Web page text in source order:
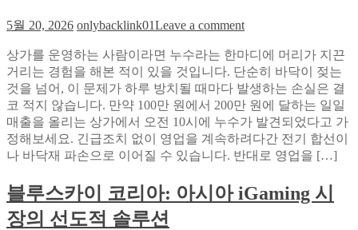
보
가
치
수
와
주
의
사
항
5월 20, 2026 onlybacklink01Leave a commenton
산
상
가
누
수,
영
업
단
은
상가를 운영하는 사람이라면 누수라는 한마디에 머리가 지끈
거리는 경험을 해본 적이 있을 것입니다. 단순히 바닥이 젖는
것을 넘어, 이 문제가 하루 방치될 때마다 발생하는 손실은 결
코 적지 않습니다. 만약 100만 원에서 200만 원에 달하는 일일
매출을 올리는 상가에서 오전 10시에 누수가 발견되었다고 가
정해보세요. 긴급조치 없이 영업을 계속하려다간 전기 합선이
나 바닥재 파손으로 이어질 수 있습니다. 반대로 영업을 […]
블루스카이 코리아: 아시아 iGaming 시
장의 선도적 솔루션